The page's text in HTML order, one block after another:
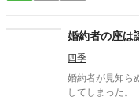
婚約者の座は
四季
婚約者が見知ら
してしまった。